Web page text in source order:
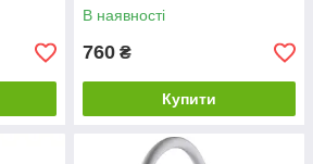
В наявності
760 ₴
Купити